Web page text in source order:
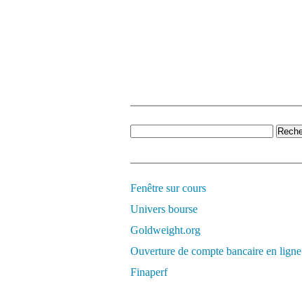
Fenêtre sur cours
Univers bourse
Goldweight.org
Ouverture de compte bancaire en ligne
Finaperf